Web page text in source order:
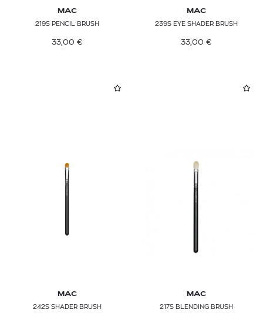
MAC
219S PENCIL BRUSH
33,00 €
MAC
239S EYE SHADER ΒRUSH
33,00 €
MAC
242S SHADER BRUSH
MAC
217S BLENDING BRUSH